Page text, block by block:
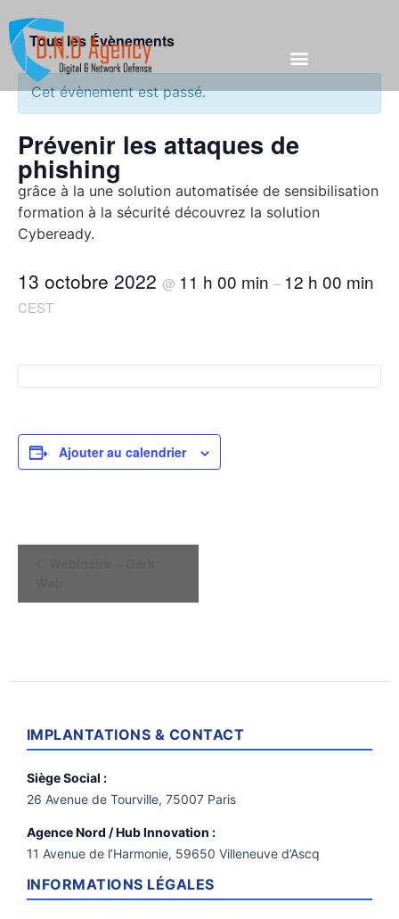
« Tous les Évènements
Cet évènement est passé.
Prévenir les attaques de
phishing
grâce à la une solution automatisée de sensibilisation
formation à la sécurité découvrez la solution
Cybeready.
13 octobre 2022 @ 11 h 00 min – 12 h 00 min
CEST
Ajouter au calendrier
IMPLANTATIONS & CONTACT
Siège Social :
26 Avenue de Tourville, 75007 Paris
Agence Nord / Hub Innovation :
11 Avenue de l’Harmonie, 59650 Villeneuve d’Ascq
INFORMATIONS LÉGALES